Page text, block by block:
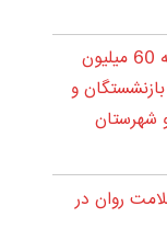
پیش ثبت نام وام قرض الحسنه 60 میلیون
بازنشستگان و
شهرستان
روان در